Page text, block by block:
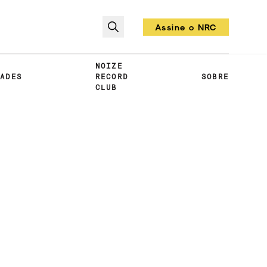
Assine o NRC
NOIZE
RECORD
CLUB
SOBRE